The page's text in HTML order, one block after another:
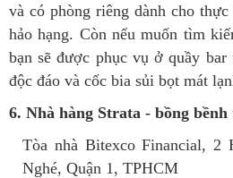
và có phòng riêng dành cho
hảo hạng. Còn nếu muốn tìm
bạn sẽ được phục vụ ở quầy
độc đáo và cốc bia sủi bọt mát
6. Nhà hàng Strata - bồng
Tòa nhà Bitexco Financial, 2
Nghé, Quận 1, TPHCM